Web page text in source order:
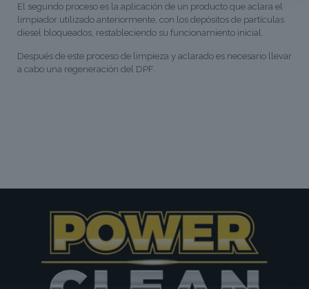
El segundo proceso es la aplicación de un producto que aclara el
limpiador utilizado anteriormente, con los depósitos de partículas
diesel bloqueados, restableciendo su funcionamiento inicial.
Después de este proceso de limpieza y aclarado es necesario llevar
a cabo una regeneración del DPF.